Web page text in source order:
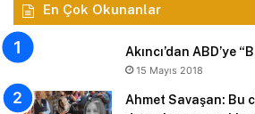
En Çok Okunanlar
Akıncı’dan ABD’ye
15 Mayıs 2018
Ahmet Savaşan: Bu